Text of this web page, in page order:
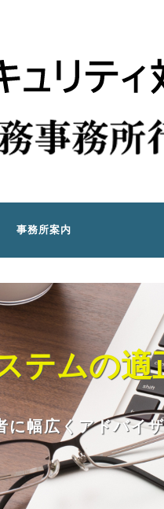
事務所案内
テムの
幅広くアドバイ